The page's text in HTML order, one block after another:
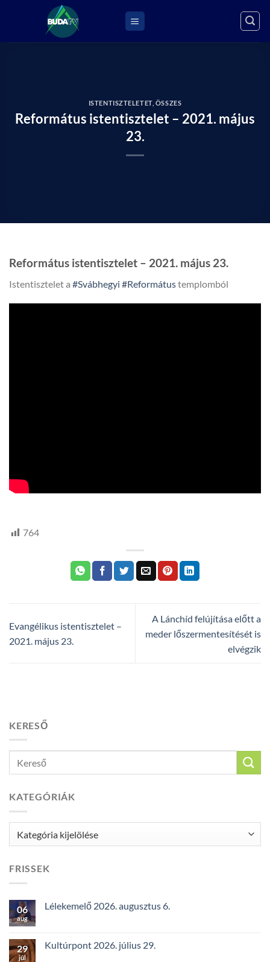
ISTENTISZTELETET, ÖSSZES
Református istentisztelet – 2021. május
23.
Református istentisztelet – 2021. május 23.
Istentisztelet a #Svábhegyi #Reformátustemplomból
764
Evangélikus istentisztelet –
2021. május 23.
A Lánchíd felújítása előtt a
meder lőszermentesítését is
elvégzik
KERESŐ
KATEGÓRIÁK
FRISSEK
06
aug
Lélekemelő 2026. augusztus 6.
29
júl
Kultúrpont 2026. július 29.